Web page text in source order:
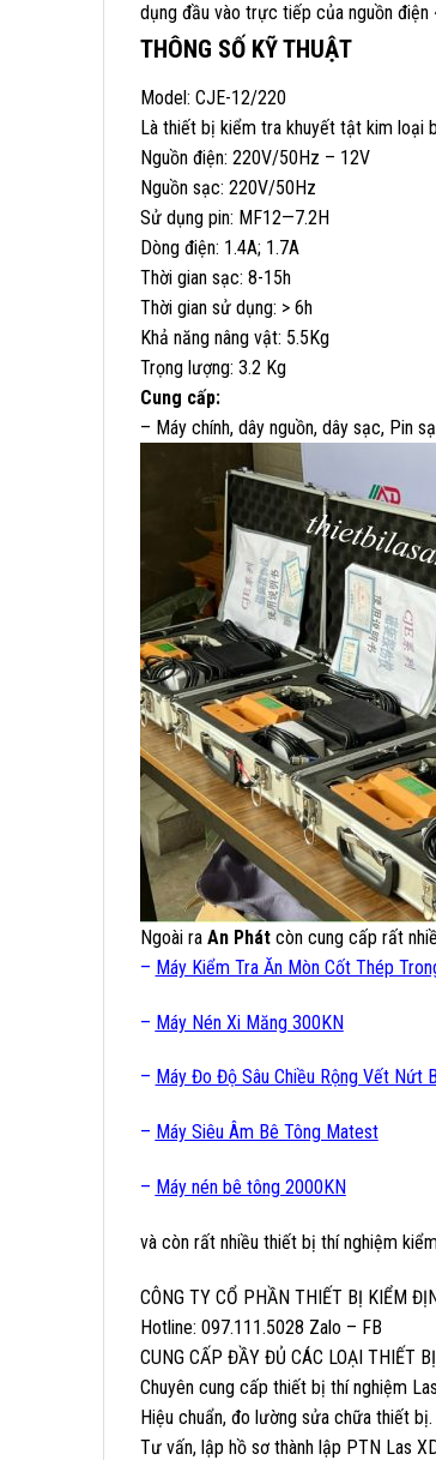
dụng đầu vào trực tiếp của nguồn
THÔNG SỐ KỸ THUẬT
Model: CJE-12/220
Là thiết bị kiểm tra khuyết tật kim loại
Nguồn điện: 220V/50Hz – 12V
Nguồn sạc: 220V/50Hz
Sử dụng pin: MF12—7.2H
Dòng điện: 1.4A; 1.7A
Thời gian sạc: 8-15h
Thời gian sử dụng: > 6h
Khả năng nâng vật: 5.5Kg
Trọng lượng: 3.2 Kg
Cung cấp:
– Máy chính, dây nguồn, dây sạc, Pin
Ngoài ra An Phátcòn cung cấp rất
– Máy Kiểm Tra Ăn Mòn Cốt Thép
– Máy Nén Xi Măng 300KN
– Máy Đo Độ Sâu Chiều Rộng Vết Nứt
– Máy Siêu Âm Bê Tông Matest
– Máy nén bê tông 2000KN
và còn rất nhiều thiết bị thí nghiệm
CÔNG TY CỔ PHẦN THIẾT BỊ KIỂM
Hotline: 097.111.5028 Zalo – FB
CUNG CẤP ĐẦY ĐỦ CÁC LOẠI THIẾT
Chuyên cung cấp thiết bị thí nghiệm
Hiệu chuẩn, đo lường sửa chữa thiết bị.
Tư vấn, lập hồ sơ thành lập PTN Las